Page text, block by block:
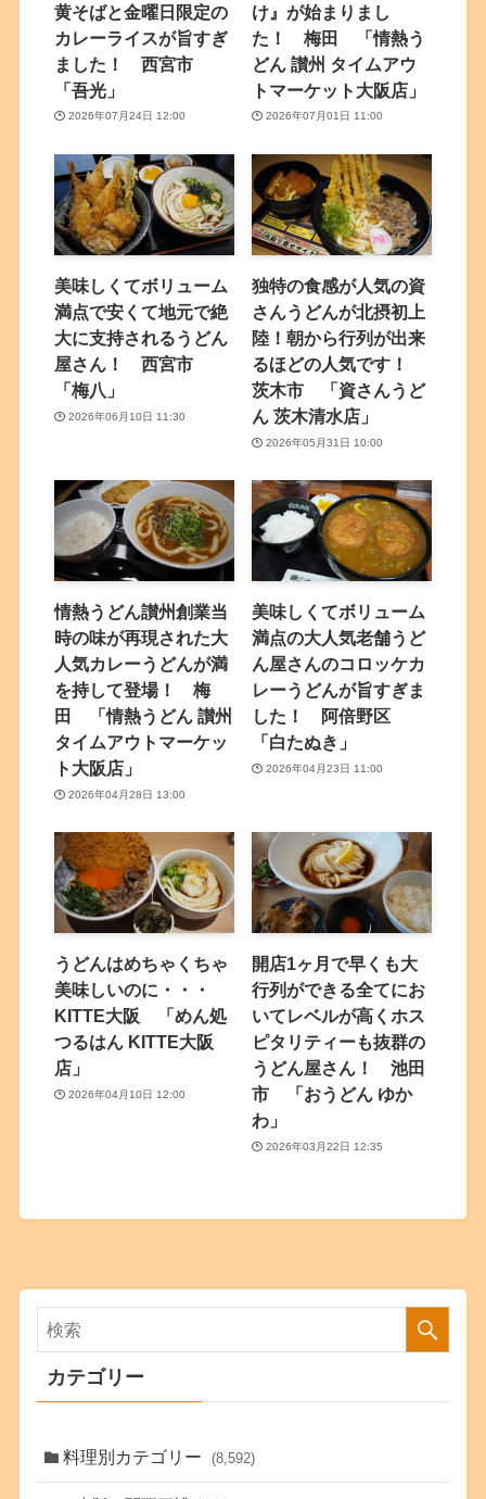
黄そばと金曜日限定の
カレーライスが旨すぎ
ました！ 西宮市
「吾光」
2026年07月24日 12:00
け』が始まりまし
た！ 梅田 「情熱う
どん 讃州 タイムアウ
トマーケット大阪店」
2026年07月01日 11:00
美味しくてボリューム
満点で安くて地元で絶
大に支持されるうどん
屋さん！ 西宮市
「梅八」
2026年06月10日 11:30
独特の食感が人気の資
さんうどんが北摂初上
陸！朝から行列が出来
るほどの人気です！
茨木市 「資さんうど
ん 茨木清水店」
2026年05月31日 10:00
情熱うどん讃州創業当
時の味が再現された大
人気カレーうどんが満
を持して登場！ 梅
田 「情熱うどん 讃州
タイムアウトマーケッ
ト大阪店」
2026年04月28日 13:00
美味しくてボリューム
満点の大人気老舗うど
ん屋さんのコロッケカ
レーうどんが旨すぎま
した！ 阿倍野区
「白たぬき」
2026年04月23日 11:00
うどんはめちゃくちゃ
美味しいのに・・・
KITTE大阪 「めん処
つるはん KITTE大阪
店」
2026年04月10日 12:00
開店1ヶ月で早くも大
行列ができる全てにお
いてレベルが高くホス
ピタリティーも抜群の
うどん屋さん！ 池田
市 「おうどん ゆか
わ」
2026年03月22日 12:35
カテゴリー
料理別カテゴリー (8,592)